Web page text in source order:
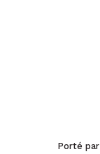
Porté par